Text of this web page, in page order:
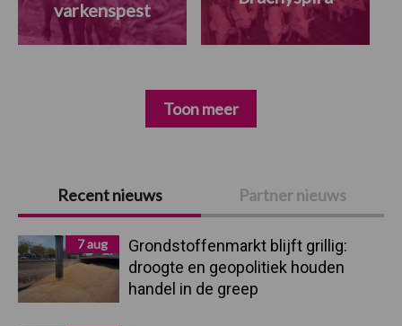
Primaire
Sidebar
Recent nieuws Partner nieuws
7 aug
Grondstoffenmarkt blijft grillig:
droogte en geopolitiek houden
handel in de greep
varkenspest
Toon meer